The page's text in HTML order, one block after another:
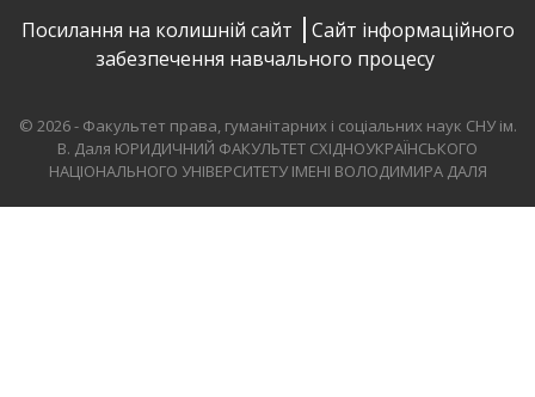
Посилання на колишній сайт
Сайт інформаційного
забезпечення навчального процесу
© 2026 - Факультет права, гуманітарних і соціальних наук СНУ ім.
В. Даля ЮРИДИЧНИЙ ФАКУЛЬТЕТ СХІДНОУКРАЇНСЬКОГО
НАЦІОНАЛЬНОГО УНІВЕРСИТЕТУ ІМЕНІ ВОЛОДИМИРА ДАЛЯ